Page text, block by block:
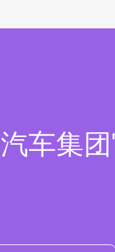
车集